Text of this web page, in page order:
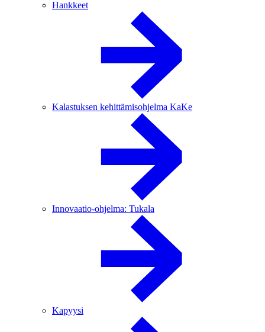
Hankkeet
Kalastuksen kehittämisohjelma KaKe
Innovaatio-ohjelma: Tukala
Kapyysi